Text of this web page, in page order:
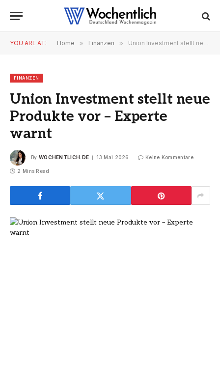
YOU ARE AT: Home » Finanzen » Union Investment stellt neue Produkte vor – Experte warnt
FINANZEN
Union Investment stellt neue
Produkte vor – Experte
warnt
By WOCHENTLICH.DE 13 Mai 2026 Keine Kommentare
2 Mins Read